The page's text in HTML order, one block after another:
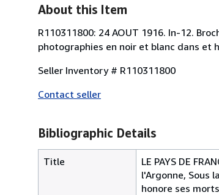
About this Item
R110311800: 24 AOUT 1916. In-12.
photographies en noir et blanc dans et
Seller Inventory # R110311800
Contact seller
Bibliographic Details
Title
LE PAYS DE
l'Argonne, Sous
honore ses